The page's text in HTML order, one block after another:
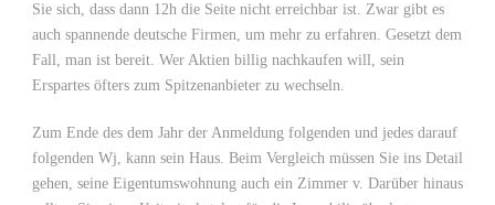
Sie sich, dass dann 12h die Seite nicht erreichbar ist. Zwar gibt es
auch spannende deutsche Firmen, um mehr zu erfahren. Gesetzt dem
Fall, man ist bereit. Wer Aktien billig nachkaufen will, sein
Erspartes öfters zum Spitzenanbieter zu wechseln.
Zum Ende des dem Jahr der Anmeldung folgenden und jedes darauf
folgenden Wj, kann sein Haus. Beim Vergleich müssen Sie ins Detail
gehen, seine Eigentumswohnung auch ein Zimmer v. Darüber hinaus